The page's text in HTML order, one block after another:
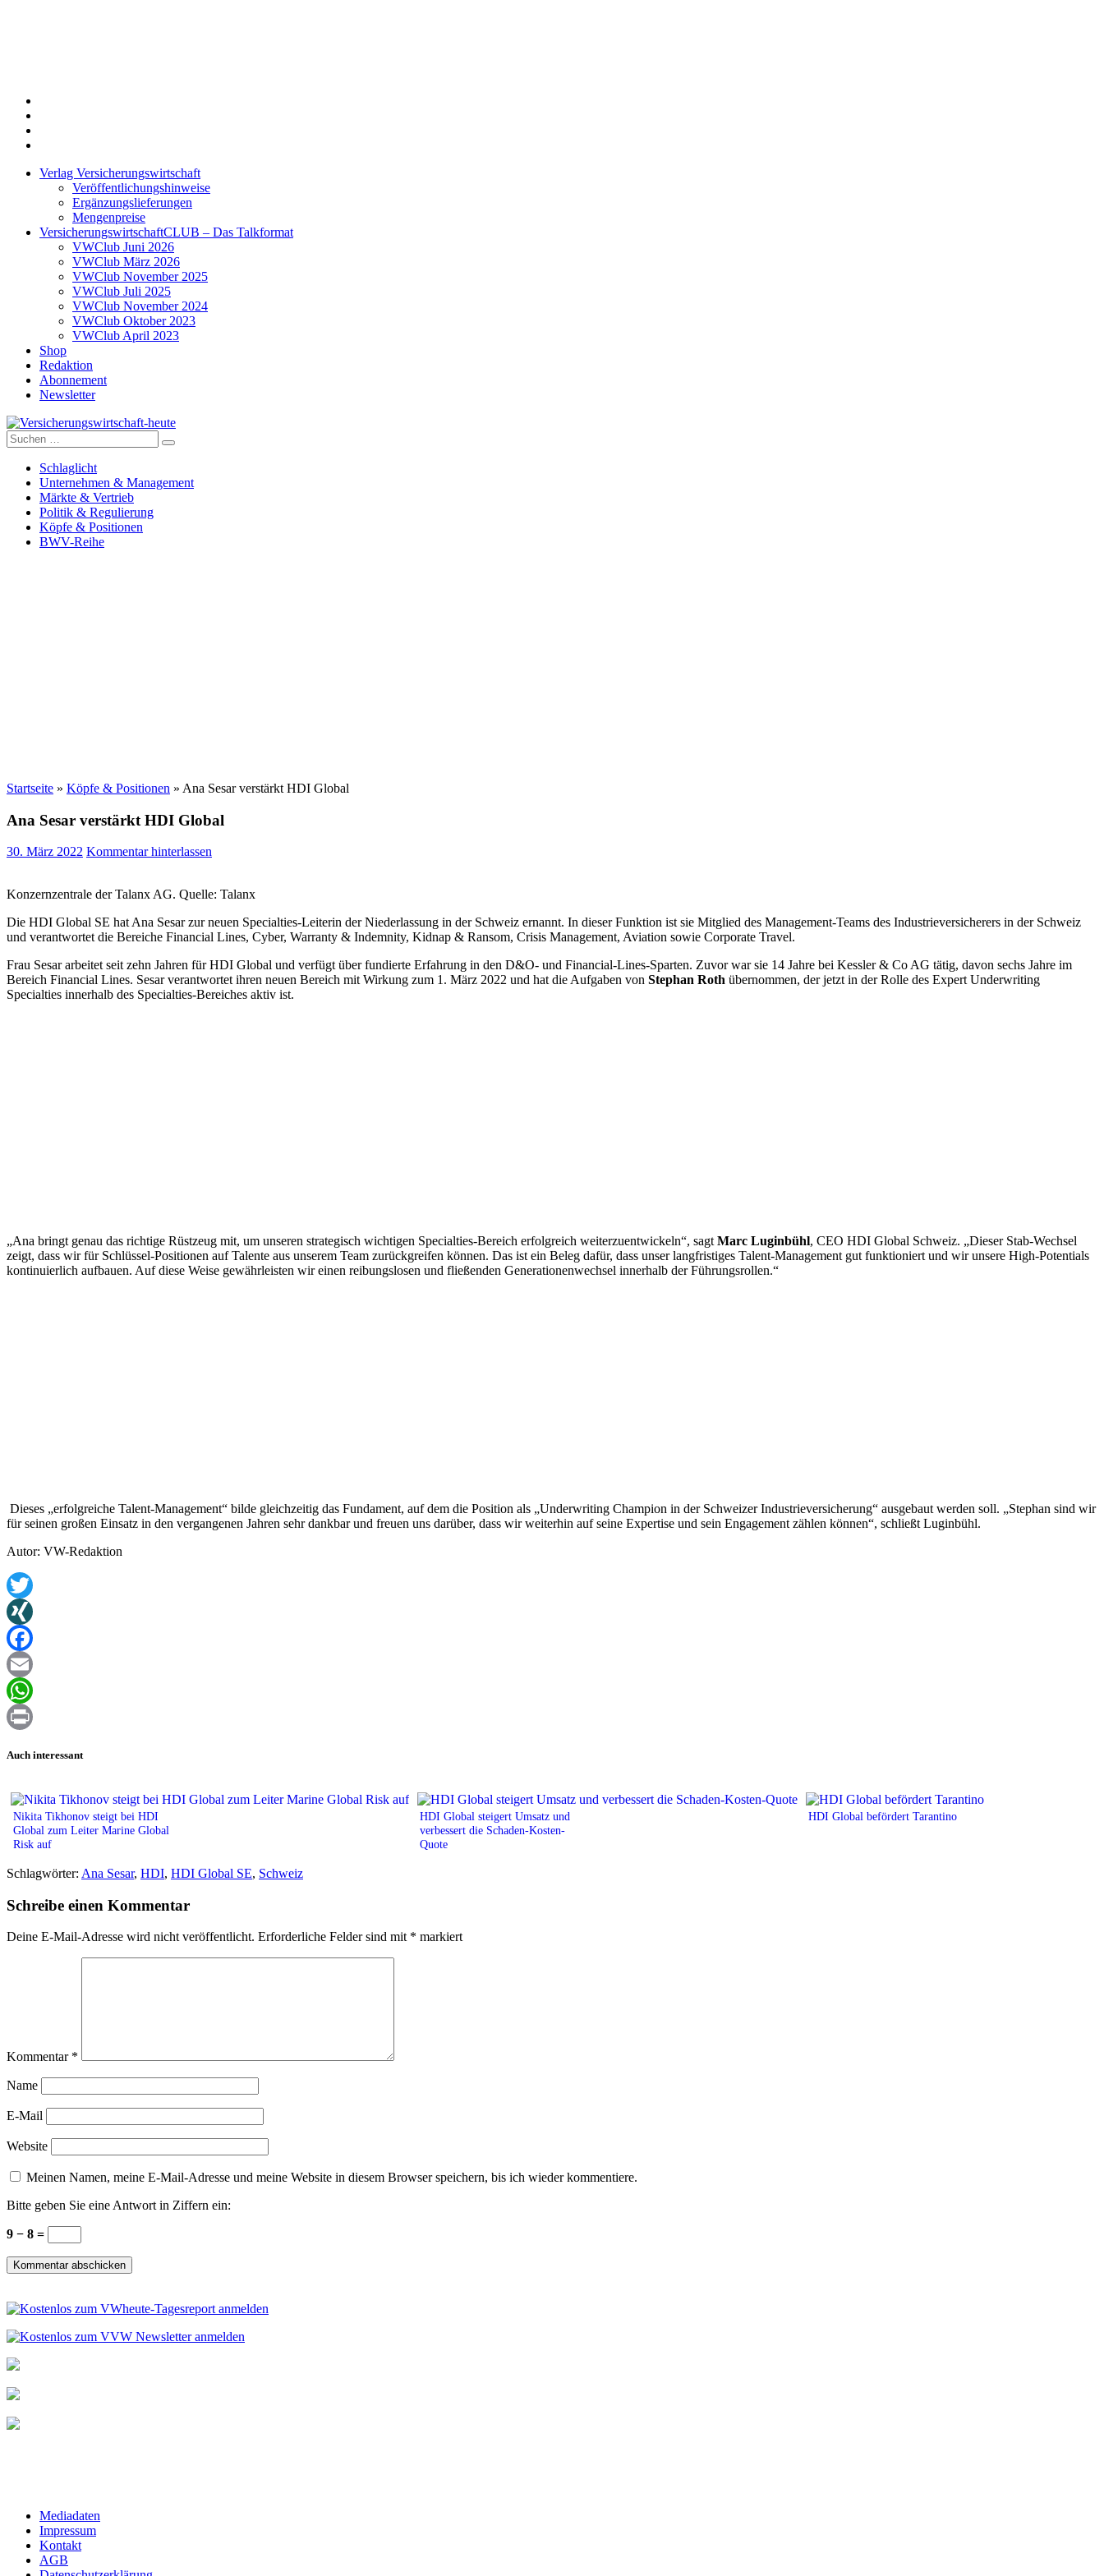
Verlag Versicherungswirtschaft
Veröffentlichungshinweise
Ergänzungslieferungen
Mengenpreise
VersicherungswirtschaftCLUB – Das Talkformat
VWClub Juni 2026
VWClub März 2026
VWClub November 2025
VWClub Juli 2025
VWClub November 2024
VWClub Oktober 2023
VWClub April 2023
Shop
Redaktion
Abonnement
Newsletter
Versicherungswirtschaft-heute
Suche
nach:
Schlaglicht
Unternehmen & Management
Märkte & Vertrieb
Politik & Regulierung
Köpfe & Positionen
BWV-Reihe
Startseite » Köpfe & Positionen » Ana Sesar verstärkt HDI Global
Ana Sesar verstärkt HDI Global
30. März 2022 Kommentar hinterlassen
Konzernzentrale der Talanx AG. Quelle: Talanx
Die HDI Global SE hat Ana Sesar zur neuen Specialties-Leiterin der Niederlassung in der Schweiz ernannt. In dieser Funktion ist sie Mitglied des Management-Teams des Industrieversicherers in der Schweiz
und verantwortet die Bereiche Financial Lines, Cyber, Warranty & Indemnity, Kidnap & Ransom, Crisis Management, Aviation sowie Corporate Travel.
Frau Sesar arbeitet seit zehn Jahren für HDI Global und verfügt über fundierte Erfahrung in den D&O- und Financial-Lines-Sparten. Zuvor war sie 14 Jahre bei Kessler & Co AG tätig, davon sechs Jahre im
Bereich Financial Lines. Sesar verantwortet ihren neuen Bereich mit Wirkung zum 1. März 2022 und hat die Aufgaben von Stephan Roth übernommen, der jetzt in der Rolle des Expert Underwriting
Specialties innerhalb des Specialties-Bereiches aktiv ist.
„Ana bringt genau das richtige Rüstzeug mit, um unseren strategisch wichtigen Specialties-Bereich erfolgreich weiterzuentwickeln“, sagtMarc Luginbühl, CEO HDI Global Schweiz. „Dieser Stab-Wechsel
zeigt, dass wir für Schlüssel-Positionen auf Talente aus unserem Team zurückgreifen können. Das ist ein Beleg dafür, dass unser langfristiges Talent-Management gut funktioniert und wir unsere High-Potentials
kontinuierlich aufbauen. Auf diese Weise gewährleisten wir einen reibungslosen und fließenden Generationenwechsel innerhalb der Führungsrollen.“
Dieses „erfolgreiche Talent-Management“ bilde gleichzeitig das Fundament, auf dem die Position als „Underwriting Champion in der Schweizer Industrieversicherung“ ausgebaut werden soll. „Stephan sind wir
für seinen großen Einsatz in den vergangenen Jahren sehr dankbar und freuen uns darüber, dass wir weiterhin auf seine Expertise und sein Engagement zählen können“, schließt Luginbühl.
Autor: VW-Redaktion
Twitter
XING
Facebook
Email
WhatsApp
Auch interessant
Nikita Tikhonov steigt bei HDI
Global zum Leiter Marine Global
Risk auf
HDI Global steigert Umsatz und
verbessert die Schaden-Kosten-
Quote
HDI Global befördert Tarantino
Schlagwörter: Ana Sesar, HDI, HDI Global SE, Schweiz
Schreibe einen Kommentar
Deine E-Mail-Adresse wird nicht veröffentlicht. Erforderliche Felder sind mit * markiert
Kommentar *
Name
E-Mail
Website
Meinen Namen, meine E-Mail-Adresse und meine Website in diesem Browser speichern, bis ich wieder kommentiere.
Bitte geben Sie eine Antwort in Ziffern ein:
9 − 8 =
Mediadaten
Impressum
Kontakt
AGB